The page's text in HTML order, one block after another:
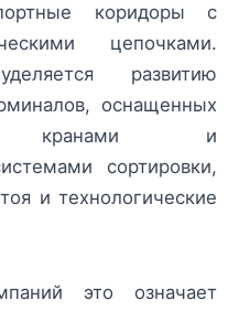
коридоры с
цепочками.
развитию
оснащенных
кранами и
сортировки,
и технологические
это означает